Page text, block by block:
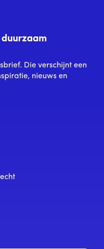
duurzaam
Die verschijnt een
nieuws en